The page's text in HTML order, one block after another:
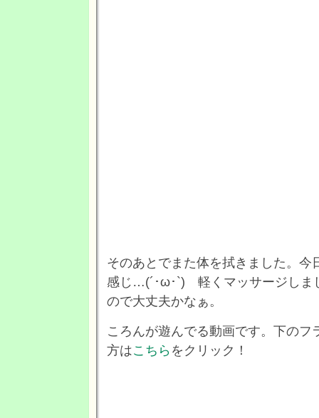
そのあとでまた体を拭きました。今
感じ…(´･ω･`) 軽くマッサージしま
ので大丈夫かなぁ。
ころんが遊んでる動画です。下のフ
方はこちらをクリック！